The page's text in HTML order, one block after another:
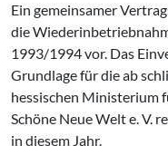
Ein gemeinsamer
die
1993/1994 vor. Das
Grundlage für die ab­
hessischen Ministerium
Schöne Neue Welt e. V.
in diesem Jahr.